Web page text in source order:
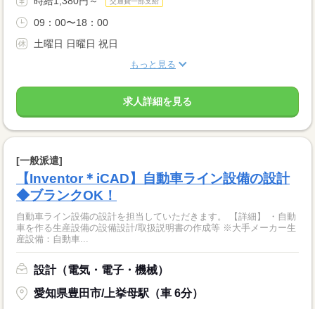
09：00〜18：00
土曜日 日曜日 祝日
もっと見る
求人詳細を見る
[一般派遣]
【Inventor＊iCAD】自動車ライン設備の設計
◆ブランクOK！
自動車ライン設備の設計を担当していただきます。 【詳細】 ・自動
車を作る生産設備の設備設計/取扱説明書の作成等 ※大手メーカー生
産設備：自動車...
設計（電気・電子・機械）
愛知県豊田市/上挙母駅（車 6分）